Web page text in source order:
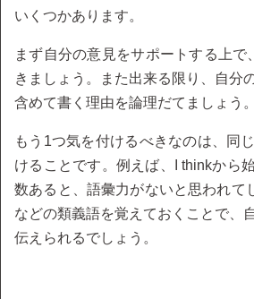
いくつかあります。
まず自分の意見をサポートする上で
きましょう。また出来る限り、自分
含めて書く理由を論理だてましょう。
もう1つ気を付けるべきなのは、同
けることです。例えば、I thinkから
数あると、語彙力がないと思われて
などの類義語を覚えておくことで、
伝えられるでしょう。